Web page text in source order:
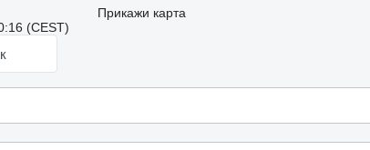
Прикажи карта
(CEST)